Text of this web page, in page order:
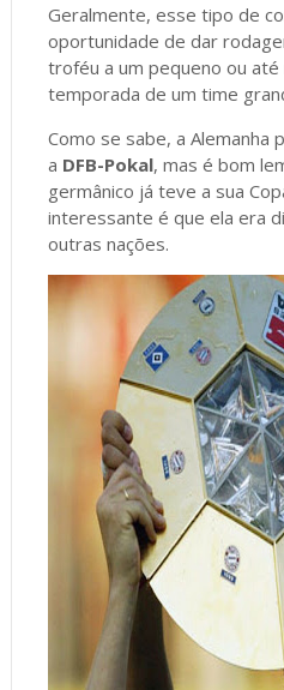
Geralmente, esse tipo de
oportunidade de dar
troféu a um pequeno ou até
temporada de um time
Como se sabe, a Alemanha
a DFB-Pokal, mas é bom
germânico já teve a sua
interessante é que ela era
outras nações.